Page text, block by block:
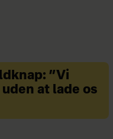
”Vi
at lade os